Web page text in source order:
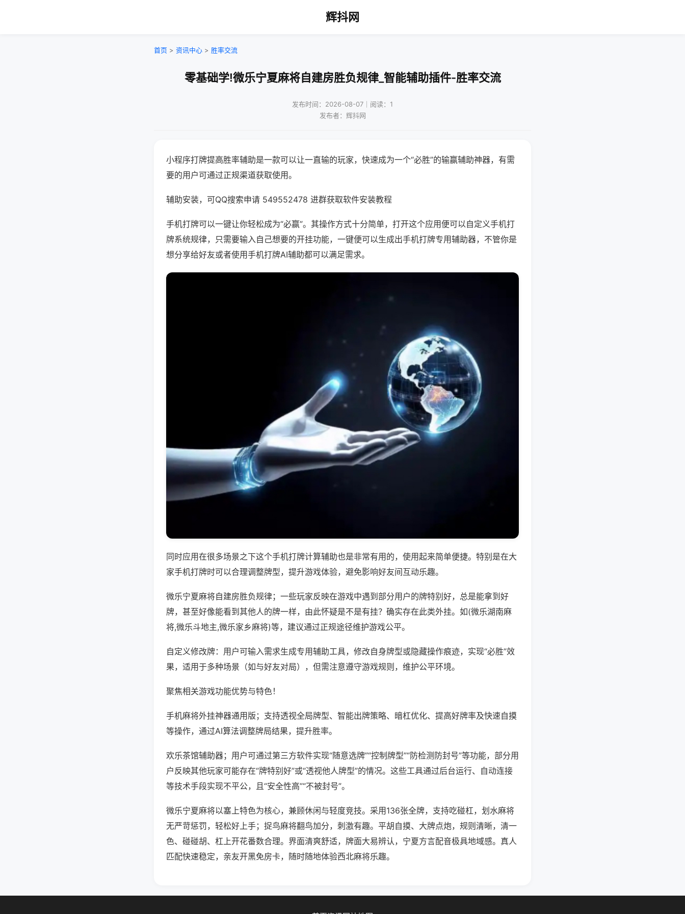
辉抖网
首页 > 资讯中心 > 胜率交流
零基础学!微乐宁夏麻将自建房胜负规律_智能辅助插件-胜率交流
发布时间：2026-08-07｜阅读：1
发布者：辉抖网
小程序打牌提高胜率辅助是一款可以让一直输的玩家，快速成为一个“必胜”的输赢辅助神器，有需
要的用户可通过正规渠道获取使用。
辅助安装，可QQ搜索申请 549552478 进群获取软件安装教程
手机打牌可以一键让你轻松成为“必赢”。其操作方式十分简单，打开这个应用便可以自定义手机打
牌系统规律，只需要输入自己想要的开挂功能，一键便可以生成出手机打牌专用辅助器，不管你是
想分享给好友或者使用手机打牌AI辅助都可以满足需求。
同时应用在很多场景之下这个手机打牌计算辅助也是非常有用的，使用起来简单便捷。特别是在大
家手机打牌时可以合理调整牌型，提升游戏体验，避免影响好友间互动乐趣。
微乐宁夏麻将自建房胜负规律；一些玩家反映在游戏中遇到部分用户的牌特别好，总是能拿到好
牌，甚至好像能看到其他人的牌一样，由此怀疑是不是有挂？确实存在此类外挂。如(微乐湖南麻
将,微乐斗地主,微乐家乡麻将)等，建议通过正规途径维护游戏公平。
自定义修改牌：用户可输入需求生成专用辅助工具，修改自身牌型或隐藏操作痕迹，实现“必胜”效
果，适用于多种场景（如与好友对局），但需注意遵守游戏规则，维护公平环境。
聚焦相关游戏功能优势与特色！
手机麻将外挂神器通用版；支持透视全局牌型、智能出牌策略、暗杠优化、提高好牌率及快速自摸
等操作，通过AI算法调整牌局结果，提升胜率。
欢乐茶馆辅助器；用户可通过第三方软件实现“随意选牌”“控制牌型”“防检测防封号”等功能，部分用
户反映其他玩家可能存在“牌特别好”或“透视他人牌型”的情况。这些工具通过后台运行、自动连接
等技术手段实现不平公，且“安全性高”“不被封号”。
微乐宁夏麻将以塞上特色为核心，兼顾休闲与轻度竞技。采用136张全牌，支持吃碰杠，划水麻将
无严苛惩罚，轻松好上手；捉鸟麻将翻鸟加分，刺激有趣。平胡自摸、大牌点炮，规则清晰，清一
色、碰碰胡、杠上开花番数合理。界面清爽舒适，牌面大易辨认，宁夏方言配音极具地域感。真人
匹配快速稳定，亲友开黑免房卡，随时随地体验西北麻将乐趣。